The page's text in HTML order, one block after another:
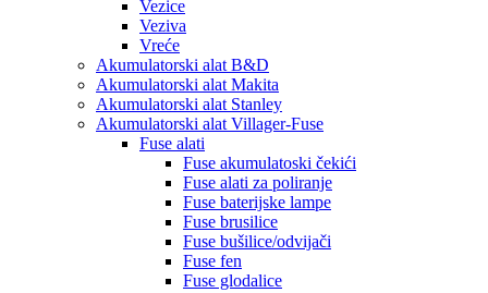
Vezice
Veziva
Vreće
Akumulatorski alat B&D
Akumulatorski alat Makita
Akumulatorski alat Stanley
Akumulatorski alat Villager-Fuse
Fuse alati
Fuse akumulatoski čekići
Fuse alati za poliranje
Fuse baterijske lampe
Fuse brusilice
Fuse bušilice/odvijači
Fuse fen
Fuse glodalice